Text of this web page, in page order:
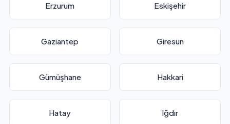
Erzurum Eskişehir
Gaziantep Giresun
Gümüşhane Hakkari
Hatay Iğdır